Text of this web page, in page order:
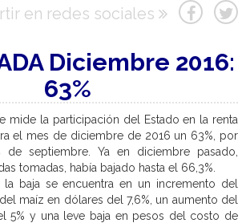
en redes sociales
Diciembre 2016:
63%
mide la participación del Estado en la renta
el mes de diciembre de 2016 un 63%, por
de septiembre. Ya en diciembre pasado,
tomadas, había bajado hasta el 66,3%.
la baja se encuentra en un incremento del
maíz en dólares del 7,6%, un aumento del
5% y una leve baja en pesos del costo de